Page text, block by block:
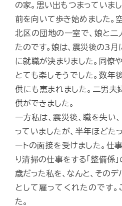
の家。思い出もつまっていま
前を向いて歩き始めました。
北区の団地の一室で、娘と二
たのです。娘は、震災後の3月
に就職が決まりました。同僚
とても楽しそうでした。数年
供にも恵まれました。二男夫
供ができました。
一方私は、震災後、職を失い
っていましたが、半年ほどた
ートの面接を受けました。仕
り清掃の仕事をする「整備係
歳だった私を、なんと、その
として雇ってくれたのです
た。